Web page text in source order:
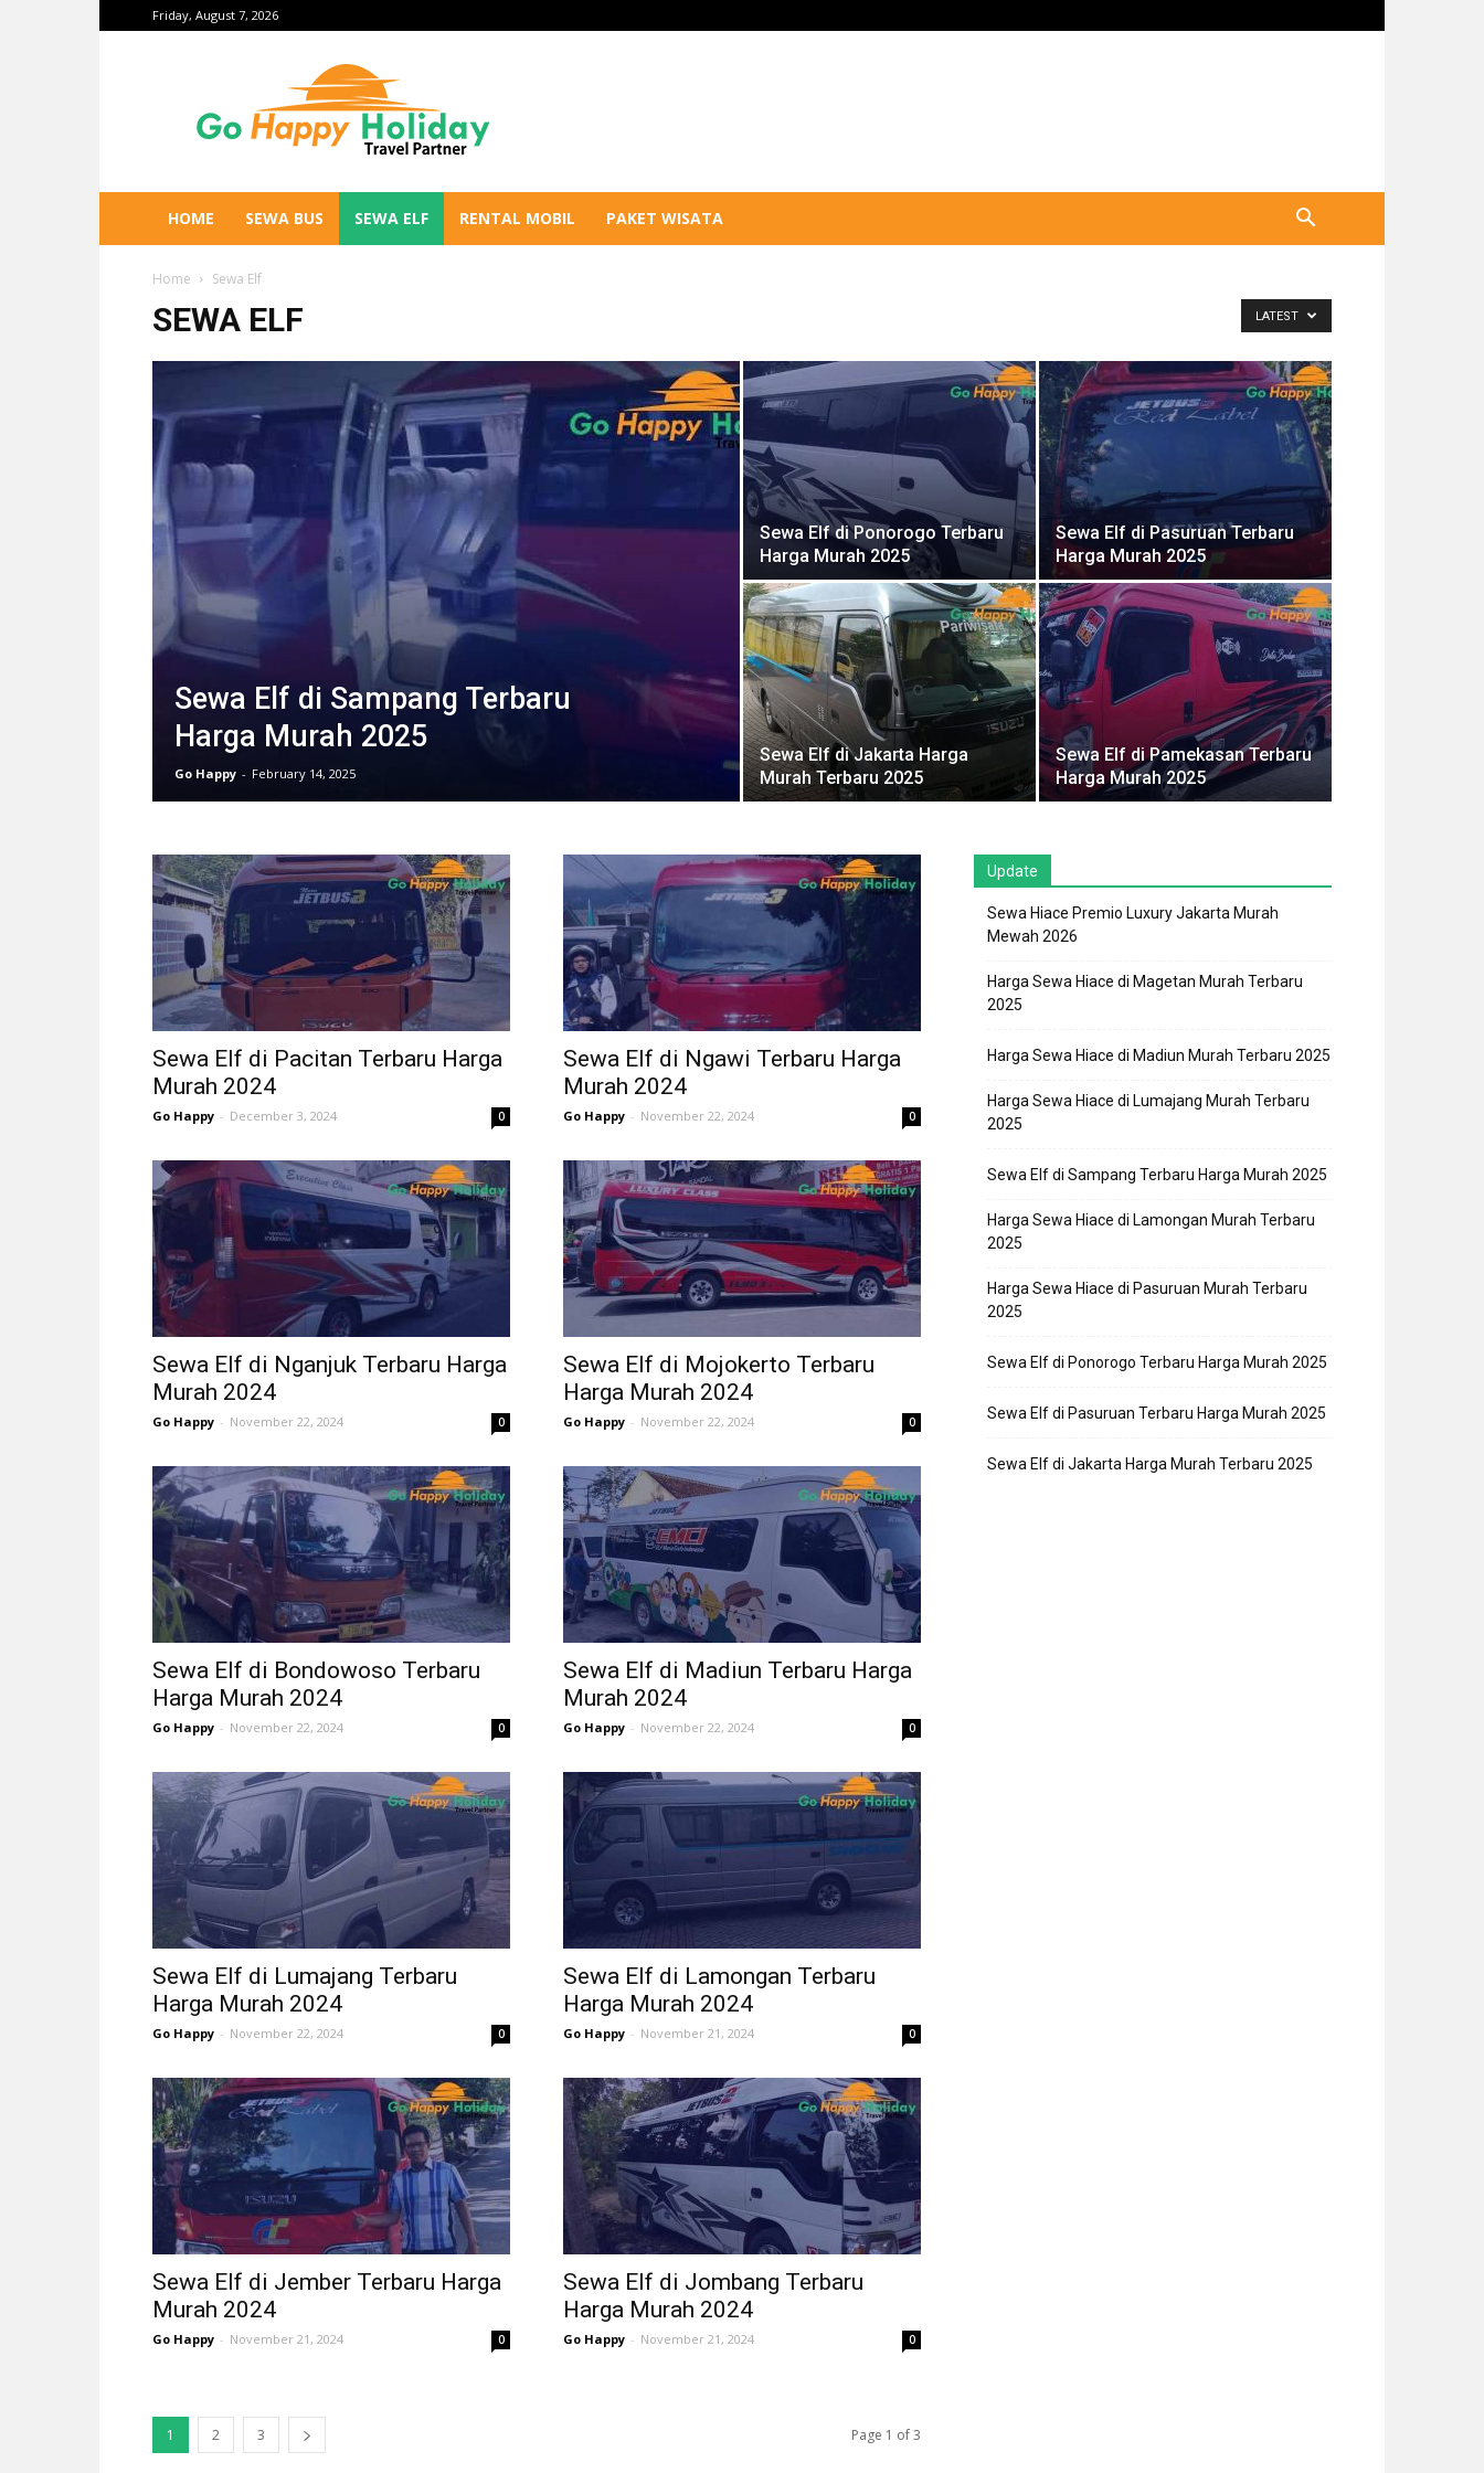
Friday, August 7, 2026
Holiday
HOME SEWA BUS SEWA ELF RENTAL MOBIL PAKET WISATA
Home Sewa Elf
SEWA ELF LATEST
Sewa Elf di Sampang Terbaru
Harga Murah 2025
Go Happy - February 14, 2025
Sewa Elf di Ponorogo Terbaru
Harga Murah 2025
Sewa Elf di Pasuruan Terbaru
Harga Murah 2025
Sewa Elf di Jakarta Harga
Murah Terbaru 2025
Sewa Elf di Pamekasan Terbaru
Harga Murah 2025
Sewa Elf di Pacitan Terbaru Harga
Murah 2024
Go Happy - December 3, 2024 0
Sewa Elf di Ngawi Terbaru Harga
Murah 2024
Go Happy - November 22, 2024 0
Sewa Elf di Nganjuk Terbaru Harga
Murah 2024
Go Happy - November 22, 2024 0
Sewa Elf di Mojokerto Terbaru
Harga Murah 2024
Go Happy - November 22, 2024 0
Sewa Elf di Bondowoso Terbaru
Harga Murah 2024
Go Happy - November 22, 2024 0
Sewa Elf di Madiun Terbaru Harga
Murah 2024
Go Happy - November 22, 2024 0
Sewa Elf di Lumajang Terbaru
Harga Murah 2024
Go Happy - November 22, 2024 0
Sewa Elf di Lamongan Terbaru
Harga Murah 2024
Go Happy - November 21, 2024 0
Sewa Elf di Jember Terbaru Harga
Murah 2024
Go Happy - November 21, 2024 0
Sewa Elf di Jombang Terbaru
Harga Murah 2024
Go Happy - November 21, 2024 0
1 2 3 Page 1 of 3
Update
Sewa Hiace Premio Luxury Jakarta Murah
Mewah 2026
Harga Sewa Hiace di Magetan Murah Terbaru
2025
Harga Sewa Hiace di Madiun Murah Terbaru 2025
Harga Sewa Hiace di Lumajang Murah Terbaru
2025
Sewa Elf di Sampang Terbaru Harga Murah 2025
Harga Sewa Hiace di Lamongan Murah Terbaru
2025
Harga Sewa Hiace di Pasuruan Murah Terbaru
2025
Sewa Elf di Ponorogo Terbaru Harga Murah 2025
Sewa Elf di Pasuruan Terbaru Harga Murah 2025
Sewa Elf di Jakarta Harga Murah Terbaru 2025